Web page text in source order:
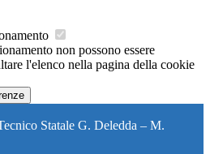
non possono essere
l'elenco nella pagina della cookie
Statale G. Deledda – M.